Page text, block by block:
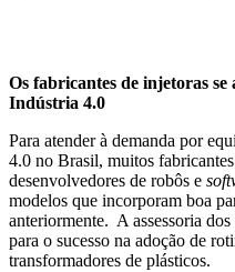
Os fabricantes de injetoras se
Indústria 4.0
Para atender à demanda por
4.0 no Brasil, muitos
desenvolvedores de robôs e
modelos que incorporam boa
anteriormente. A assessoria
para o sucesso na adoção de
transformadores de plásticos.